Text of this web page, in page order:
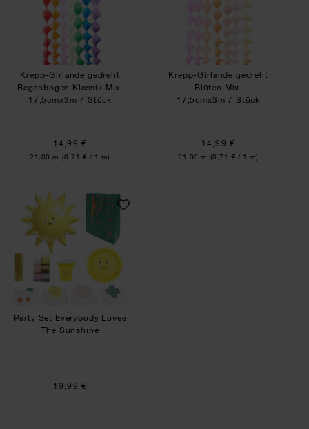
Krepp-Girlande gedreht
Regenbogen Klassik Mix
17,5cmx3m 7 Stück
14,99 €
Inhalt:
21,00 m (0,71 € / 1 m)
Krepp-Girlande gedreht
Blüten Mix
17,5cmx3m 7 Stück
14,99 €
Inhalt:
21,00 m (0,71 € / 1 m)
Party Set Everybody Loves The Sunshine
Party Set Everybody Loves
The Sunshine
19,99 €